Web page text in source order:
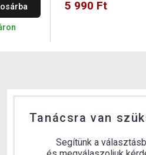
5 990 Ft
Tanácsra van
Segítünk a